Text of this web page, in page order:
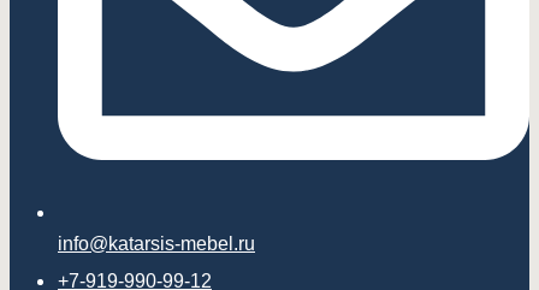
info@katarsis-mebel.ru
+7-919-990-99-12